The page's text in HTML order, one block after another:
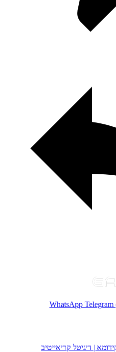
WhatsApp
| דיגיטל קריאייטיב